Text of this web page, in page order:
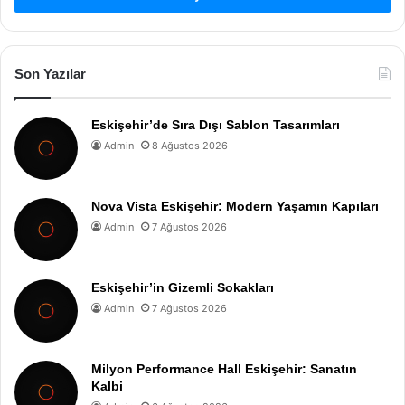
Son Yazılar
Eskişehir’de Sıra Dışı Sablon Tasarımları
Admin 8 Ağustos 2026
Nova Vista Eskişehir: Modern Yaşamın Kapıları
Admin 7 Ağustos 2026
Eskişehir’in Gizemli Sokakları
Admin 7 Ağustos 2026
Milyon Performance Hall Eskişehir: Sanatın
Kalbi